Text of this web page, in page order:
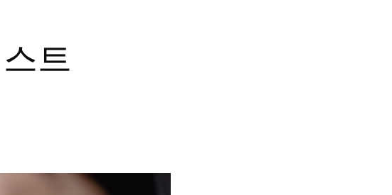
스트